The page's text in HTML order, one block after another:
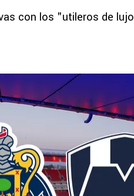
con los "utileros de